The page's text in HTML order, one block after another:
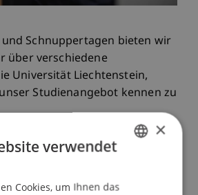
Schnuppertagen bieten wir
über verschiedene
Universität Liechtenstein,
Studienangebot kennen zu
×
verwendet
Cookies, um Ihnen das